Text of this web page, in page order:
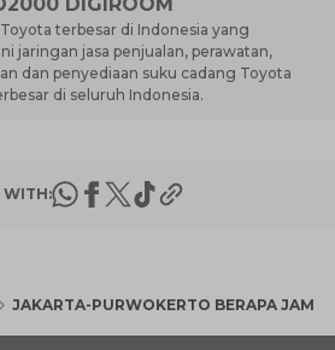
terbesar di Indonesia yang
jaringan jasa penjualan, perawatan,
dan penyediaan suku cadang Toyota
di seluruh Indonesia.
WITH:
JAKARTA-PURWOKERTO BERAPA JAM